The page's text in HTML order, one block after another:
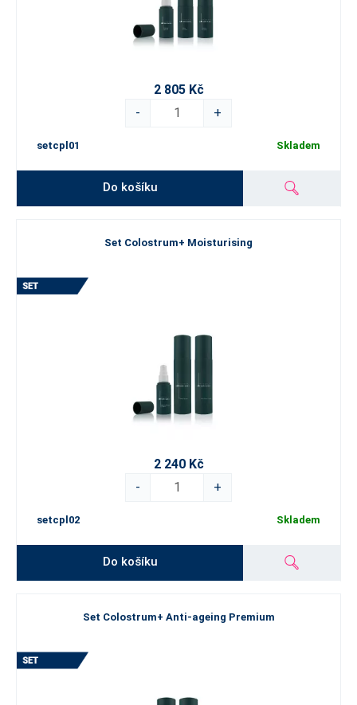
2 805 Kč
-
+
setcpl01 Skladem
Do košíku
Set Colostrum+ Moisturising
2 240 Kč
-
+
setcpl02 Skladem
Do košíku
Set Colostrum+ Anti-ageing Premium